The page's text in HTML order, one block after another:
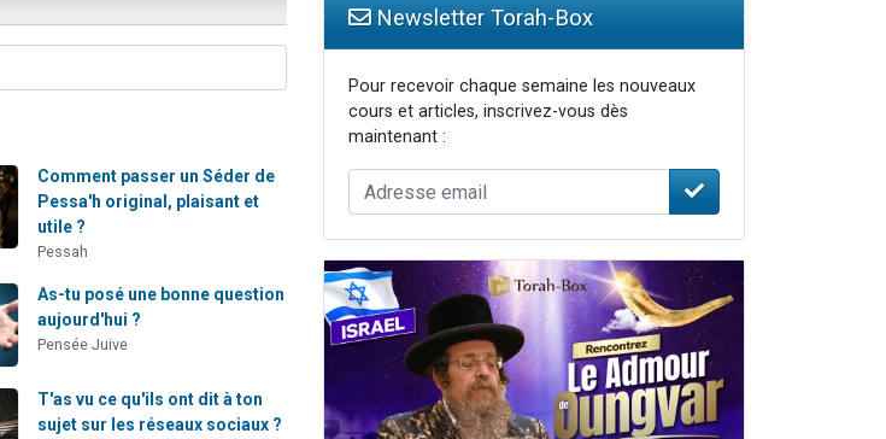
WhatsApp
Comment passer un Séder de
Pessa'h original, plaisant et
utile ?
Pessah
As-tu posé une bonne question
aujourd'hui ?
Pensée Juive
T'as vu ce qu'ils ont dit à ton
sujet sur les réseaux sociaux ?
Newsletter Torah-Box
Pour recevoir chaque semaine les nouveaux
cours et articles, inscrivez-vous dès
maintenant :